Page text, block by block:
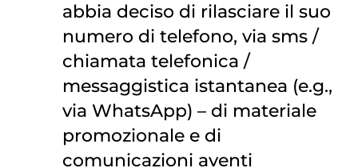
abbia deciso di rilasciare il suo
numero di telefono, via sms /
chiamata telefonica /
messaggistica istantanea (e.g.,
via WhatsApp) – di materiale
promozionale e di
comunicazioni aventi